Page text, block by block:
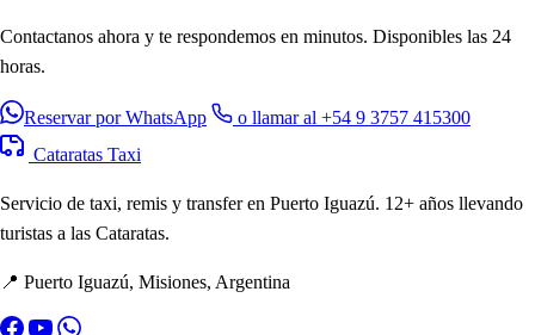
Contactanos ahora y te respondemos en minutos. Disponibles las 24
horas.
Reservar por WhatsApp
o llamar al +54 9 3757 415300
Cataratas Taxi
Servicio de taxi, remis y transfer en Puerto Iguazú. 12+ años llevando
turistas a las Cataratas.
📍 Puerto Iguazú, Misiones, Argentina